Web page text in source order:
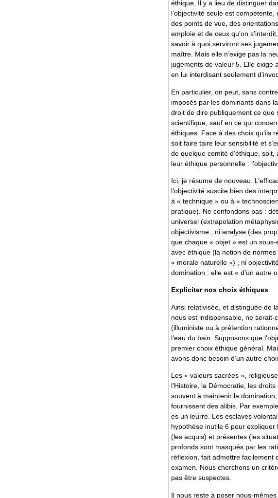
éthique. Il y a lieu de distinguer
l’objectivité seule est
des points de vue, des
emploie et de ceux qu’on
savoir à quoi serviront ses
maître. Mais elle n’exige pas la
jugements de valeur 5. Elle exige
en lui interdisant seulement
En particulier, on peut, sans
imposés par les dominants dans
droit de dire publiquement ce que
scientifique, sauf en ce qui
éthiques. Face à des choix qu’ils
soit faire taire leur sensibilité et
de quelque comité d’éthique,
leur éthique personnelle :
Ici, je résume de nouveau.
l’objectivité suscite bien des
à « technique » ou à «
pratique). Ne confondons pas :
universel (extrapolation
objectivisme ; ni analyse (des
que chaque « objet » est un sous-
avec éthique (la notion de
« morale naturelle ») ; ni
domination : elle est « d’un autre
Expliciter nos choix éthiques
Ainsi relativisée, et distinguée de
nous est indispensable, ne
(illuministe ou à prétention
l’eau du bain. Supposons que
premier choix éthique général.
avons donc besoin d’un autre
Les « valeurs sacrées »,
l’Histoire, la Démocratie, les
souvent à maintenir la domination,
fournissent des alibis. Par
es un leurre. Les esclaves
hypothèse inutile 6 pour
(les acquis) et présentes (les
profonds sont masqués par les
réflexion, fait admettre facilement
examen. Nous cherchons un
pas être suspectes.
Il nous reste à poser nous-